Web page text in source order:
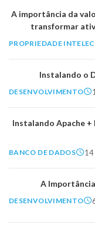
A importância da
transformar
PROPRIEDADE
Instalando o
DESENVOLVIMENTO
Instalando Apache +
BANCO DE DADOS
A
DESENVOLVIMENTO